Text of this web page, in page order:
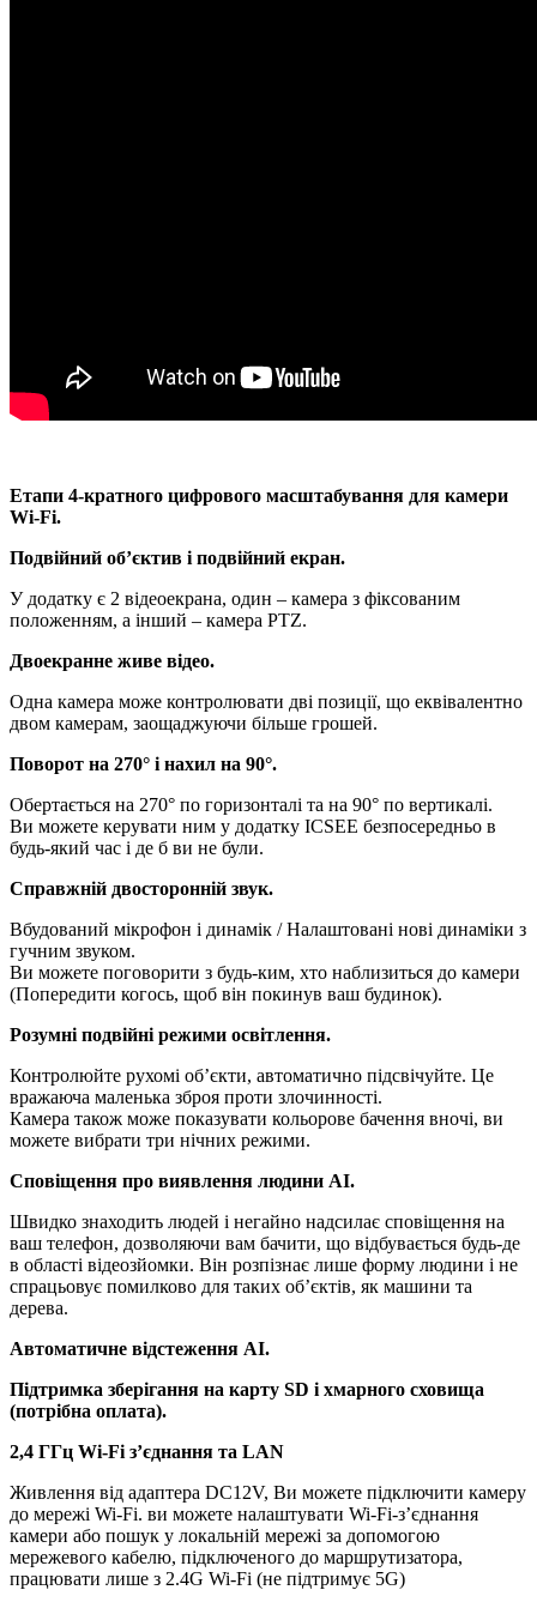
Етапи 4-кратного цифрового масштабування для камери
Wi-Fi.
Подвійний об’єктив і подвійний екран.
У додатку є 2 відеоекрана, один – камера з фіксованим
положенням, а інший – камера PTZ.
Двоекранне живе відео.
Одна камера може контролювати дві позиції, що еквівалентно
двом камерам, заощаджуючи більше грошей.
Поворот на 270° і нахил на 90°.
Обертається на 270° по горизонталі та на 90° по вертикалі.
Ви можете керувати ним у додатку ICSEE безпосередньо в
будь-який час і де б ви не були.
Справжній двосторонній звук.
Вбудований мікрофон і динамік / Налаштовані нові динаміки з
гучним звуком.
Ви можете поговорити з будь-ким, хто наблизиться до камери
(Попередити когось, щоб він покинув ваш будинок).
Розумні подвійні режими освітлення.
Контролюйте рухомі об’єкти, автоматично підсвічуйте. Це
вражаюча маленька зброя проти злочинності.
Камера також може показувати кольорове бачення вночі, ви
можете вибрати три нічних режими.
Сповіщення про виявлення людини AI.
Швидко знаходить людей і негайно надсилає сповіщення на
ваш телефон, дозволяючи вам бачити, що відбувається будь-де
в області відеозйомки. Він розпізнає лише форму людини і не
спрацьовує помилково для таких об’єктів, як машини та
дерева.
Автоматичне відстеження AI.
Підтримка зберігання на карту SD і хмарного сховища
(потрібна оплата).
2,4 ГГц Wi-Fi з’єднання та LAN
Живлення від адаптера DC12V, Ви можете підключити камеру
до мережі Wi-Fi. ви можете налаштувати Wi-Fi-з’єднання
камери або пошук у локальній мережі за допомогою
мережевого кабелю, підключеного до маршрутизатора,
працювати лише з 2.4G Wi-Fi (не підтримує 5G)